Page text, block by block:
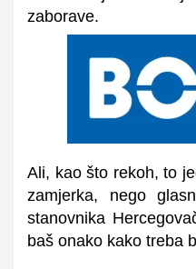
zaborave.
Ali, kao što rekoh, to
zamjerka, nego
stanovnika
baš onako kako treba